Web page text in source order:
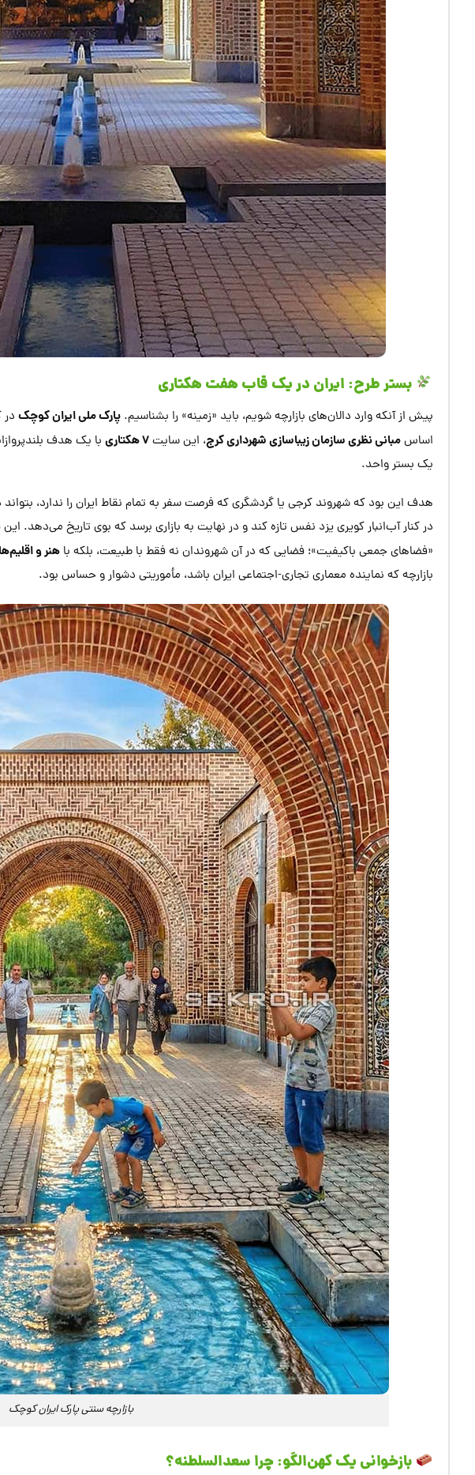
بستر طرح: ایران در یک قاب هفت هکتاری
پیش از آنکه وارد دالان‌های بازارچه شویم، باید «زمینه» را بشناسیم.پارک ملی ایران کوچک
اساسمبانی نظری سازمان زیباسازی شهرداری کرج، این سایت۷ هکتاری
با یک هدف
یک بستر واحد.
هدف این بود که شهروند کرجی یا گردشگری که فرصت سفر به تمام نقاط ایران را ندارد،
در کنار آب‌انبار کویری یزد نفس تازه کند و در نهایت به بازاری برسد که بوی تاریخ می‌دهد.
«فضاهای جمعی باکیفیت»؛ فضایی که در آن شهروندان نه فقط با طبیعت، بلکه باهنر و
بازارچه که نماینده معماری تجاری-اجتماعی ایران باشد، مأموریتی دشوار و حساس بود.
بازارچه سنتی پارک ایران کوچک
بازخوانی یک کهن‌الگو: چرا سعدالسلطنه؟